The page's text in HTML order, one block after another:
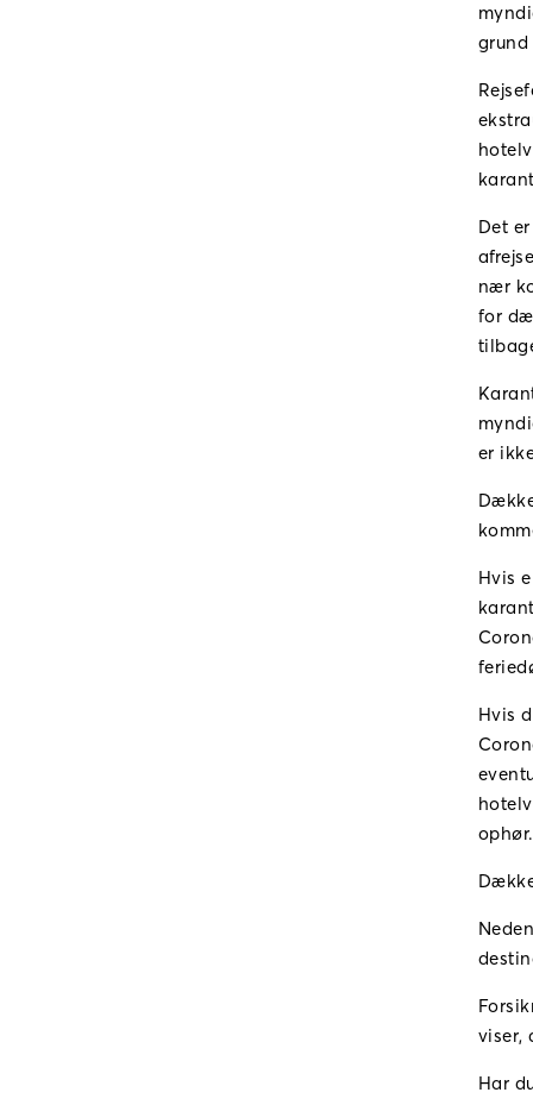
Det
nær
for
er
Hvis
Hvis
ophør.
viser,
Har